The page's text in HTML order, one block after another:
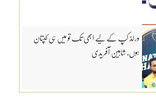
ورلڈ کپ کے لیے ابھی تک تو میں ہی کپتان
ہوں، شاہین آفریدی